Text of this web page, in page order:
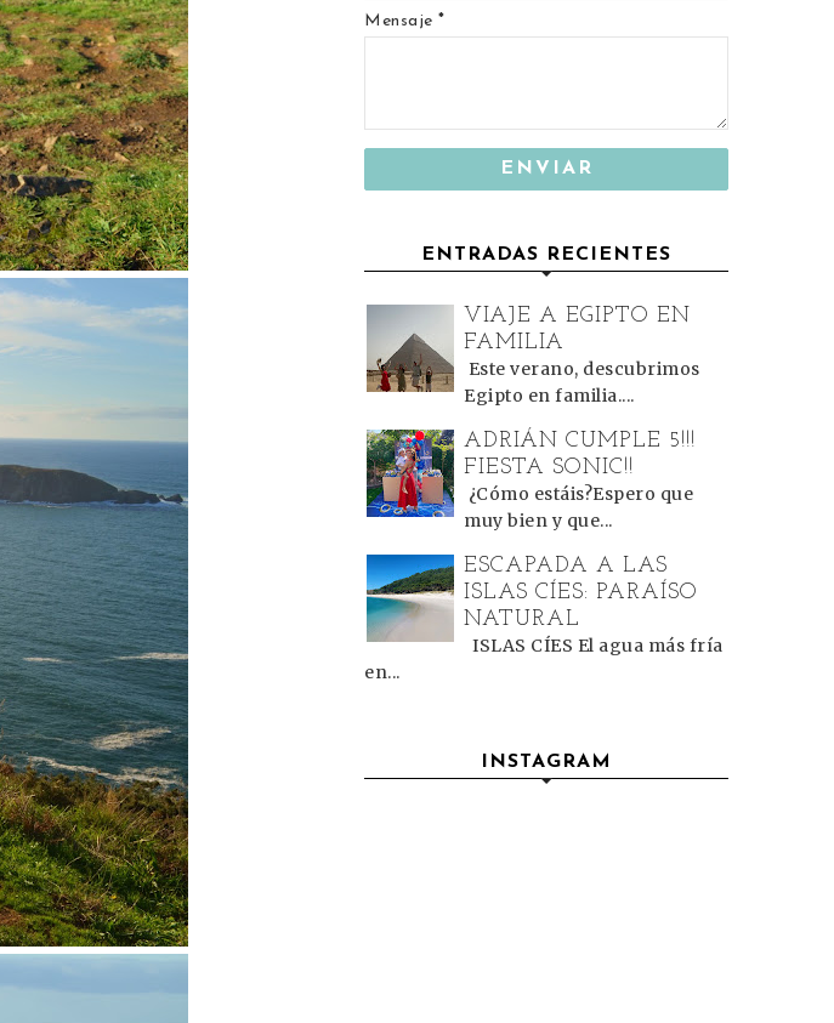
Mensaje *
ENTRADAS RECIENTES
VIAJE A EGIPTO EN
FAMILIA
Este verano, descubrimos
Egipto en familia....
ADRIÁN CUMPLE 5!!!
FIESTA SONIC!!
¿Cómo estáis?Espero que
muy bien y que...
ESCAPADA A LAS
ISLAS CÍES: PARAÍSO
NATURAL
ISLAS CÍES El agua más fría
en...
INSTAGRAM